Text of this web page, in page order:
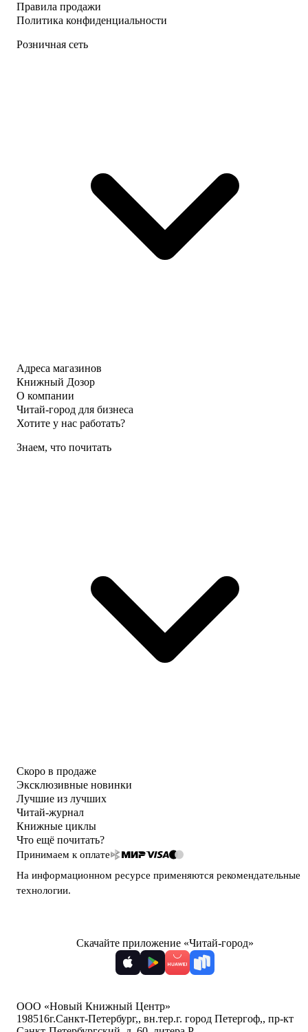
Правила продажи
Политика конфиденциальности
Розничная сеть
Адреса магазинов
Книжный Дозор
О компании
Читай-город для бизнеса
Хотите у нас работать?
Знаем, что почитать
Скоро в продаже
Эксклюзивные новинки
Лучшие из лучших
Читай-журнал
Книжные циклы
Что ещё почитать?
Принимаем к оплате
На информационном ресурсе применяются рекомендательные
технологии.
Скачайте приложение «Читай-город»
ООО «Новый Книжный Центр»
198516г.Санкт-Петербург,, вн.тер.г. город Петергоф,, пр-кт